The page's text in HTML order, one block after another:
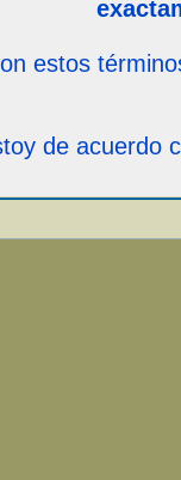
estos
de acuerdo